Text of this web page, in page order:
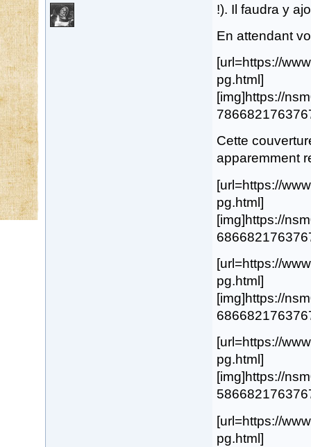
!). Il faudra y
En attendant
[url=https://
pg.html]
[img]https://
Cette
apparemment
[url=https://
pg.html]
[img]https://
[url=https://
pg.html]
[img]https://
[url=https://
pg.html]
[img]https://
[url=https://
pg.html]